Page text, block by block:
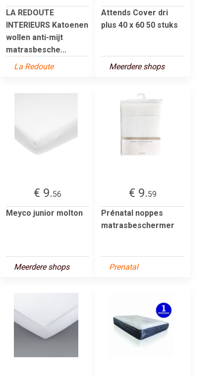
LA REDOUTE
INTERIEURS Katoenen
wollen anti-mijt
matrasbesche...
La Redoute
Attends Cover dri
plus 40 x 60 50 stuks
Meerdere shops
€ 9.56
Meyco junior molton
Meerdere shops
€ 9.59
Prénatal noppes
matrasbeschermer
Prenatal